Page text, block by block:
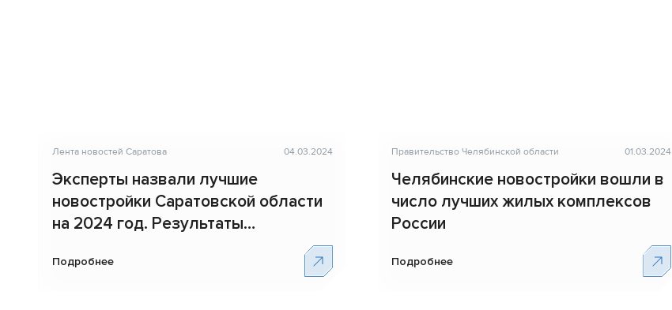
Лента новостей Саратова 04.03.2024
Эксперты назвали лучшие
новостройки Саратовской области
на 2024 год. Результаты
Подробнее
Правительство Челябинской области 01.03.2024
Челябинские новостройки вошли в
число лучших жилых комплексов
России
Подробнее